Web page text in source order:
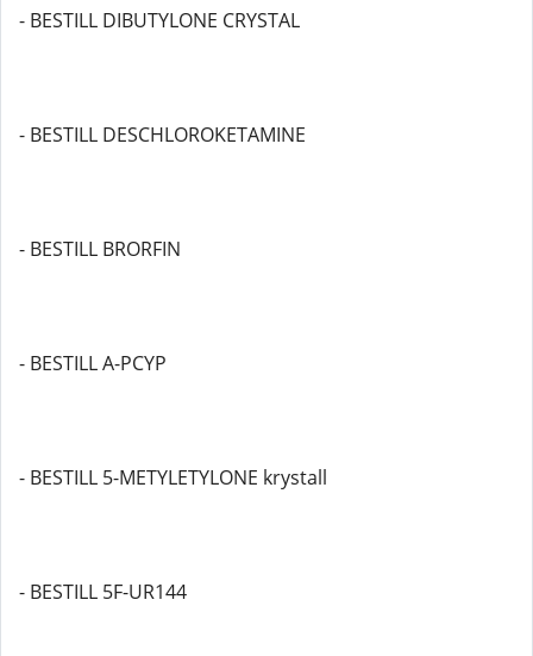
- BESTILL DIBUTYLONE CRYSTAL
- BESTILL DESCHLOROKETAMINE
- BESTILL BRORFIN
- BESTILL A-PCYP
- BESTILL 5-METYLETYLONE krystall
- BESTILL 5F-UR144